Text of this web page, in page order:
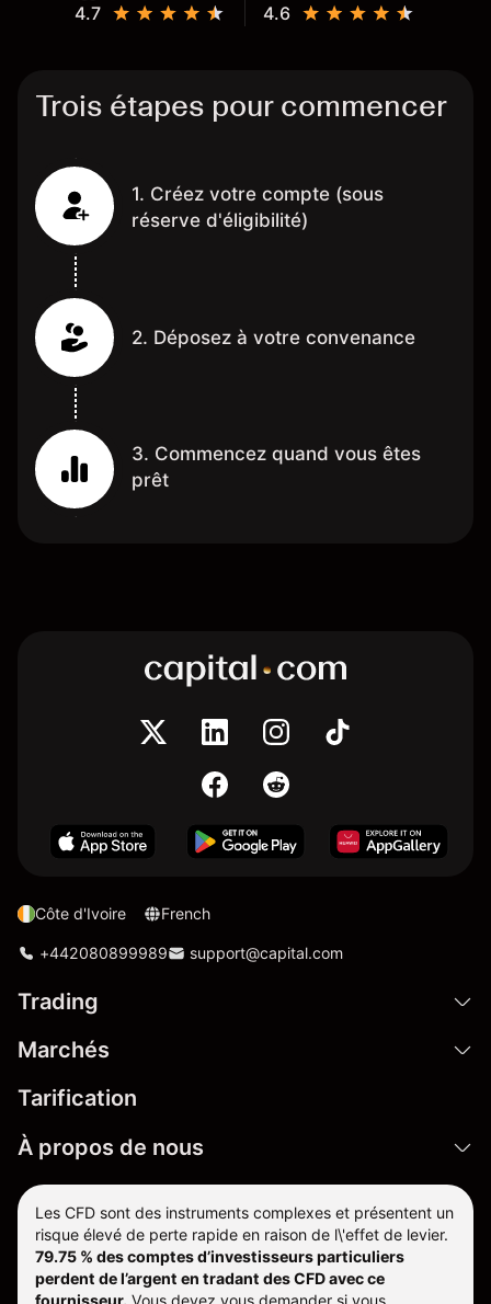
4.7 4.6
Trois étapes pour commencer
1. Créez votre compte (sous
réserve d'éligibilité)
2. Déposez à votre convenance
3. Commencez quand vous êtes
prêt
Côte d'Ivoire French
+442080899989 support@capital.com
Trading
Marchés
Tarification
À propos de nous
Les CFD sont des instruments complexes et présentent un
risque élevé de perte rapide en raison de l\'effet de levier.
79.75 % des comptes d’investisseurs particuliers
perdent de l’argent en tradant des CFD avec ce
fournisseur. Vous devez vous demander si vous